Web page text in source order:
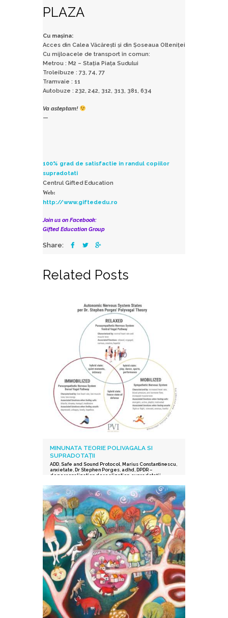
PLAZA
Cu mașina:
Acces din Calea Văcărești și din Șoseaua Olteniței
Cu mijloacele de transport în comun:
Metrou : M2 – Stația Piața Sudului
Troleibuze : 73, 74, 77
Tramvaie : 11
Autobuze : 232, 242, 312, 313, 381, 634
Va asteptam!
—
100% grad de satisfactie in randul copiilor
supradotati
Centrul Gifted Education
Web:
http://www.giftededu.ro
Join us on Facebook:
Gifted Education Group
Share:
Related Posts
MINUNATA TEORIE POLIVAGALA SI
SUPRADOTAȚII
ADD, Safe and Sound Protocol,Marius Constantinescu,
anxietate,Dr Stephen Porges, adhd,DPDR –
depersonalization derealization, supradotații.
supraexcitabilitate supradotati,Protocolul Safe and
Sound
,procesarea senzorială și auditorie
supradotati,Editura Herald,teoria polivagala,
Vindecare in ritmul tau,TSA